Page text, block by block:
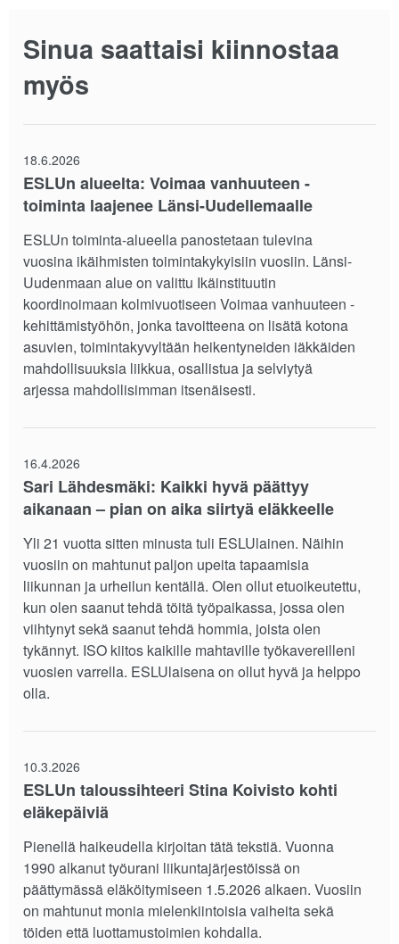
Sinua saattaisi kiinnostaa
myös
18.6.2026
ESLUn alueelta: Voimaa vanhuuteen -
toiminta laajenee Länsi-Uudellemaalle
ESLUn toiminta-alueella panostetaan tulevina
vuosina ikäihmisten toimintakykyisiin vuosiin. Länsi-
Uudenmaan alue on valittu Ikäinstituutin
koordinoimaan kolmivuotiseen Voimaa vanhuuteen -
kehittämistyöhön, jonka tavoitteena on lisätä kotona
asuvien, toimintakyvyltään heikentyneiden iäkkäiden
mahdollisuuksia liikkua, osallistua ja selviytyä
arjessa mahdollisimman itsenäisesti.
16.4.2026
Sari Lähdesmäki: Kaikki hyvä päättyy
aikanaan – pian on aika siirtyä eläkkeelle
Yli 21 vuotta sitten minusta tuli ESLUlainen. Näihin
vuosiin on mahtunut paljon upeita tapaamisia
liikunnan ja urheilun kentällä. Olen ollut etuoikeutettu,
kun olen saanut tehdä töitä työpaikassa, jossa olen
viihtynyt sekä saanut tehdä hommia, joista olen
tykännyt. ISO kiitos kaikille mahtaville työkavereilleni
vuosien varrella. ESLUlaisena on ollut hyvä ja helppo
olla.
10.3.2026
ESLUn taloussihteeri Stina Koivisto kohti
eläkepäiviä
Pienellä haikeudella kirjoitan tätä tekstiä. Vuonna
1990 alkanut työurani liikuntajärjestöissä on
päättymässä eläköitymiseen 1.5.2026 alkaen. Vuosiin
on mahtunut monia mielenkiintoisia vaiheita sekä
töiden että luottamustoimien kohdalla.